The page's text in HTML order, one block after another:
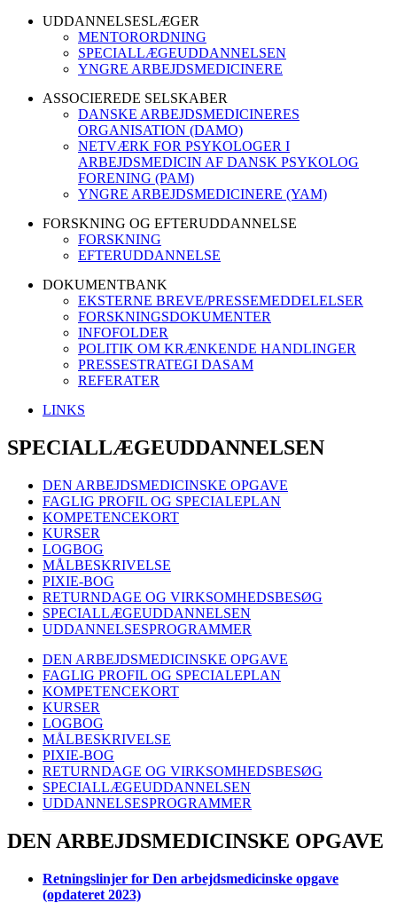
UDDANNELSESLÆGER
MENTORORDNING
SPECIALLÆGEUDDANNELSEN
YNGRE ARBEJDSMEDICINERE
ASSOCIEREDE SELSKABER
DANSKE ARBEJDSMEDICINERES
ORGANISATION (DAMO)
NETVÆRK FOR PSYKOLOGER I
ARBEJDSMEDICIN AF DANSK PSYKOLOG
FORENING (PAM)
YNGRE ARBEJDSMEDICINERE (YAM)
FORSKNING OG EFTERUDDANNELSE
FORSKNING
EFTERUDDANNELSE
DOKUMENTBANK
EKSTERNE BREVE/PRESSEMEDDELELSER
FORSKNINGSDOKUMENTER
INFOFOLDER
POLITIK OM KRÆNKENDE HANDLINGER
PRESSESTRATEGI DASAM
REFERATER
LINKS
SPECIALLÆGEUDDANNELSEN
DEN ARBEJDSMEDICINSKE OPGAVE
FAGLIG PROFIL OG SPECIALEPLAN
KOMPETENCEKORT
KURSER
LOGBOG
MÅLBESKRIVELSE
PIXIE-BOG
RETURNDAGE OG VIRKSOMHEDSBESØG
SPECIALLÆGEUDDANNELSEN
UDDANNELSESPROGRAMMER
DEN ARBEJDSMEDICINSKE OPGAVE
FAGLIG PROFIL OG SPECIALEPLAN
KOMPETENCEKORT
KURSER
LOGBOG
MÅLBESKRIVELSE
PIXIE-BOG
RETURNDAGE OG VIRKSOMHEDSBESØG
SPECIALLÆGEUDDANNELSEN
UDDANNELSESPROGRAMMER
DEN ARBEJDSMEDICINSKE OPGAVE
Retningslinjer for Den arbejdsmedicinske opgave
(opdateret 2023)